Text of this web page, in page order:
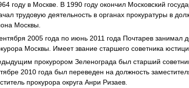
году в Москве. В 1990 году окончил Московский
трудовую деятельность в органах прокуратуры в
Москвы.
2005 года по июнь 2011 года Почтарев занимал
Москвы. Имеет звание старшего советника
прокурором Зеленограда был старший
2010 года был переведен на должность
прокурора округа Анри Ризаев.